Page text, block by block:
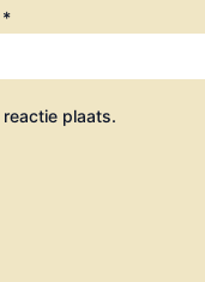
*
plaats.